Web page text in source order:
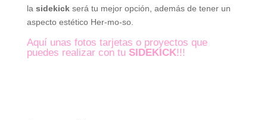
la sidekickserá tu mejor opción, además de tener un
aspecto estético Her-mo-so.
Aquí unas fotos tarjetas o proyectos que
puedes realizar con tu SIDEKICK!!!